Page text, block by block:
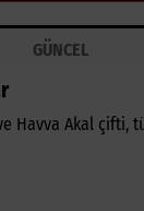
GÜNCEL
Havva Akal çifti,